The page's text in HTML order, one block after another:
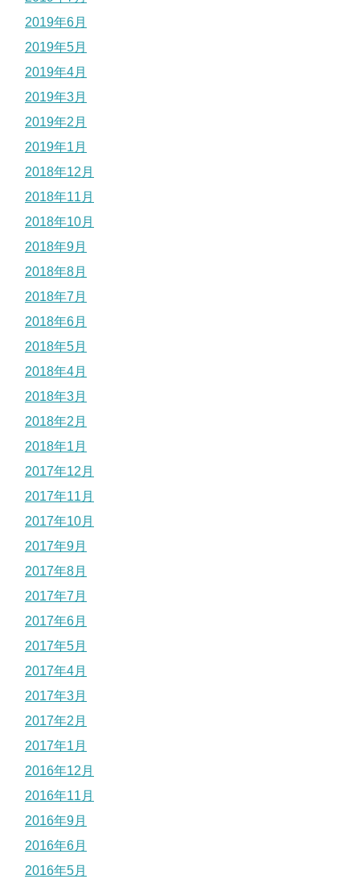
2019年6月
2019年5月
2019年4月
2019年3月
2019年2月
2019年1月
2018年12月
2018年11月
2018年10月
2018年9月
2018年8月
2018年7月
2018年6月
2018年5月
2018年4月
2018年3月
2018年2月
2018年1月
2017年12月
2017年11月
2017年10月
2017年9月
2017年8月
2017年7月
2017年6月
2017年5月
2017年4月
2017年3月
2017年2月
2017年1月
2016年12月
2016年11月
2016年9月
2016年6月
2016年5月